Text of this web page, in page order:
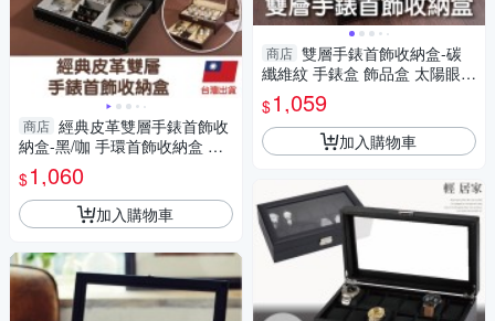
商店 經典皮革雙層手錶首飾收
納盒-黑/咖 手環首飾收納盒 項
鍊珠寶盒 情侶對錶盒 展示盒-
輕居家2015
$1,060
加入購物車
商店 雙層手錶首飾收納盒-碳
纖維紋 手錶盒 飾品盒 太陽眼鏡
收納盒 表盒 珠寶首飾盒-輕居
家8427
$1,059
加入購物車